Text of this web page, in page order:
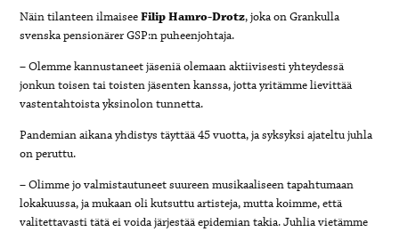
Näin tilanteen ilmaiseeFilip Hamro-Drotz, joka on Grankulla
svenska pensionärer GSP:n puheenjohtaja.
– Olemme kannustaneet jäseniä olemaan aktiivisesti yhteydessä
jonkun toisen tai toisten jäsenten kanssa, jotta yritämme lievittää
vastentahtoista yksinolon tunnetta.
Pandemian aikana yhdistys täyttää 45 vuotta, ja syksyksi ajateltu juhla
on peruttu.
– Olimme jo valmistautuneet suureen musikaaliseen tapahtumaan
lokakuussa, ja mukaan oli kutsuttu artisteja, mutta koimme, että
valitettavasti tätä ei voida järjestää epidemian takia. Juhlia vietämme